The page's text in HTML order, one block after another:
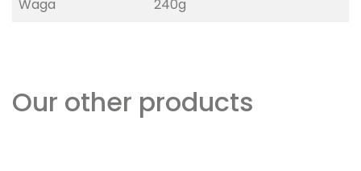
Waga
240g
Our other products